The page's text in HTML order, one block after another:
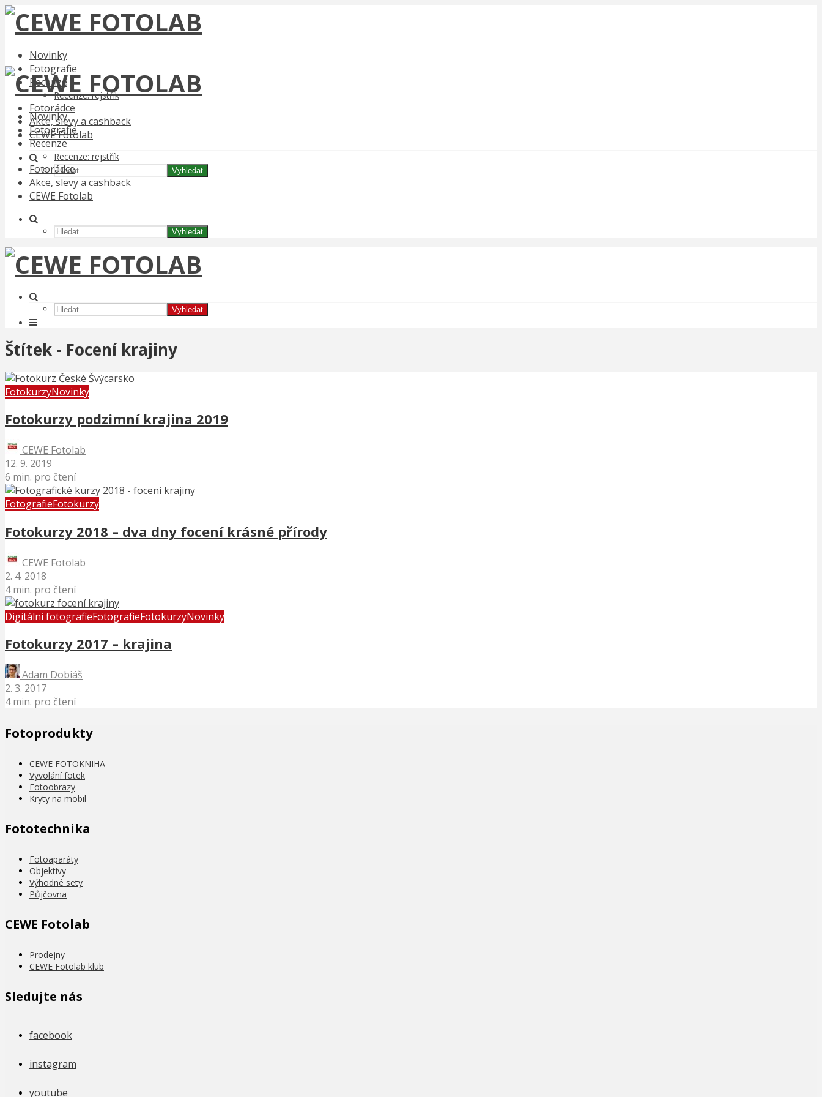
Novinky
Fotografie
Recenze
Recenze: rejstřík
Fotorádce
Akce, slevy a cashback
CEWE Fotolab
Vyhledat
Novinky
Fotografie
Recenze
Recenze: rejstřík
Fotorádce
Akce, slevy a cashback
CEWE Fotolab
Vyhledat
Vyhledat
Štítek - Focení krajiny
FotokurzyNovinky
Fotokurzy podzimní krajina 2019
CEWE Fotolab
12. 9. 2019
6 min. pro čtení
FotografieFotokurzy
Fotokurzy 2018 – dva dny focení krásné přírody
CEWE Fotolab
2. 4. 2018
4 min. pro čtení
Digitálni fotografieFotografieFotokurzyNovinky
Fotokurzy 2017 – krajina
Adam Dobiáš
2. 3. 2017
4 min. pro čtení
Fotoprodukty
CEWE FOTOKNIHA
Vyvolání fotek
Fotoobrazy
Kryty na mobil
Fototechnika
Fotoaparáty
Objektivy
Výhodné sety
Půjčovna
CEWE Fotolab
Prodejny
CEWE Fotolab klub
Sledujte nás
facebook
instagram
youtube